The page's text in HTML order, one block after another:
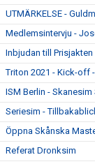
UTMÄRKELSE -
Medlemsintervju -
Inbjudan till
Triton 2021 - Kick-off
ISM Berlin - Skanesim
Seriesim -
Öppna Skånska
Referat Dronksim